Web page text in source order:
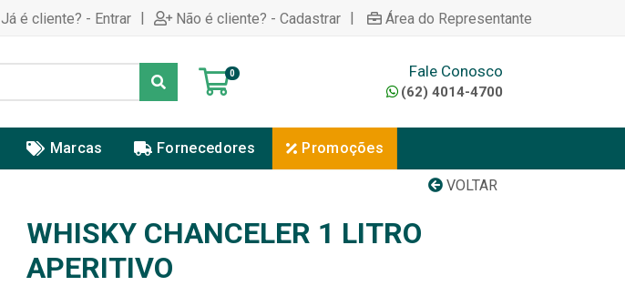
Já é cliente? - Entrar | Não é cliente? - Cadastrar | Área do Representante
0 Fale Conosco
(62) 4014-4700
Marcas Fornecedores Promoções
VOLTAR
WHISKY CHANCELER 1 LITRO
APERITIVO